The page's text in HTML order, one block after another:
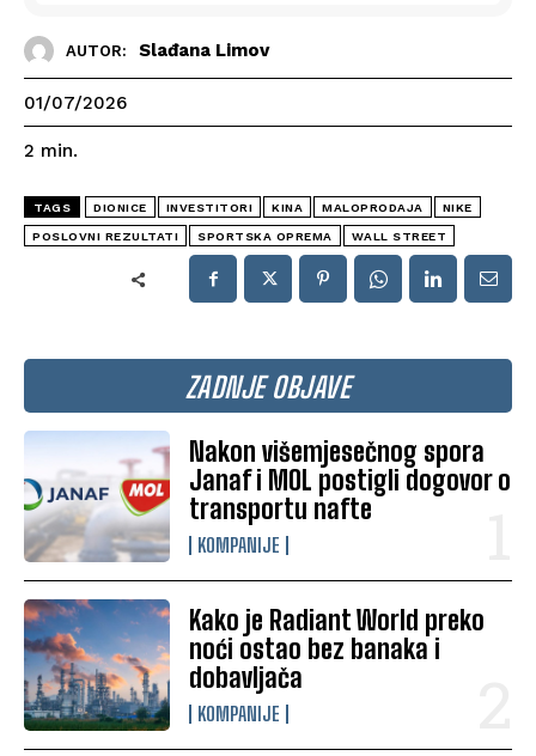
ZADNJE OBJAVE
Nakon višemjesečnog spora
Janaf i MOL postigli dogovor o
transportu nafte
KOMPANIJE
Kako je Radiant World preko
noći ostao bez banaka i
dobavljača
KOMPANIJE
AUTOR: Slađana Limov
01/07/2026
2 min.
TAGS DIONICE INVESTITORI KINA MALOPRODAJA NIKE
POSLOVNI REZULTATI SPORTSKA OPREMA WALL STREET